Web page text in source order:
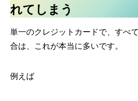
れてしまう
単一のクレジットカードで、すべ
合は、これが本当に多いです。
例えば